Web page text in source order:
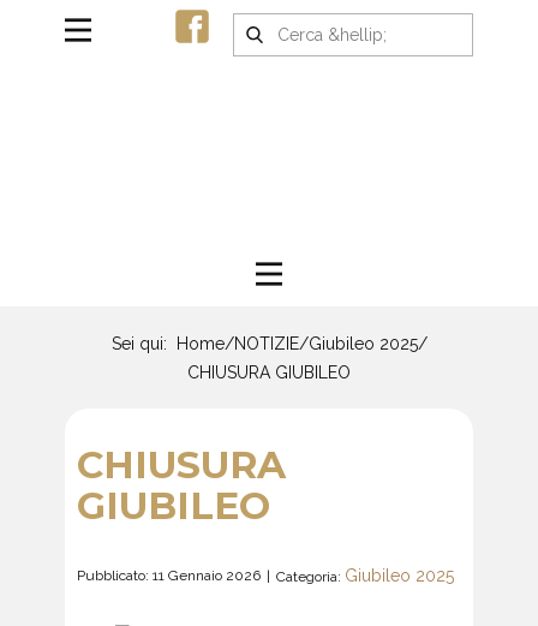
Sei qui: Home/NOTIZIE/Giubileo 2025/
CHIUSURA GIUBILEO
CHIUSURA
GIUBILEO
Pubblicato: 11 Gennaio 2026 Categoria: Giubileo 2025